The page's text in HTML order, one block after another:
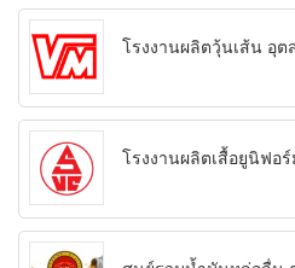
โรงงานผลิตวุ้นเส้น อุต
โรงงานผลิตเสื้อยูนิฟอ